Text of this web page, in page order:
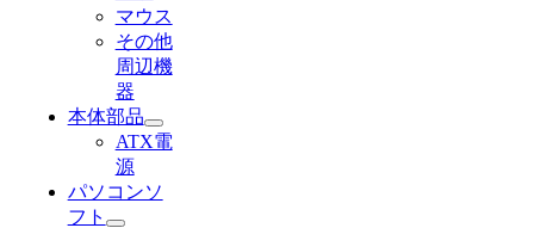
マウス
その他
周辺機
器
本体部品
ATX電
源
パソコンソ
フト